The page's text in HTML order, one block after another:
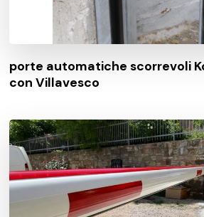
porte automatiche scorrevoli
con Villavesco